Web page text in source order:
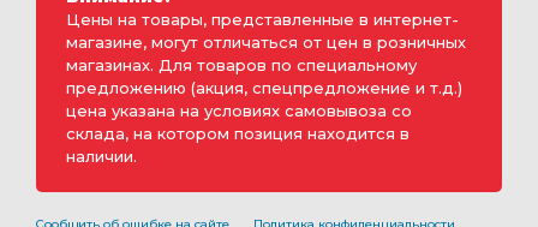
Цены на товары, представленные в интернет-
магазине, могут отличаться от цен в розничных
магазинах. Для товаров по специальному
предложению (акция, спецпредложение и т.д.)
цена указана на условиях самовывоза со
склада, на котором позиция находится в
наличии.